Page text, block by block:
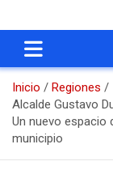
Inicio
Regiones
Alcalde Gustavo
Un nuevo espacio
municipio